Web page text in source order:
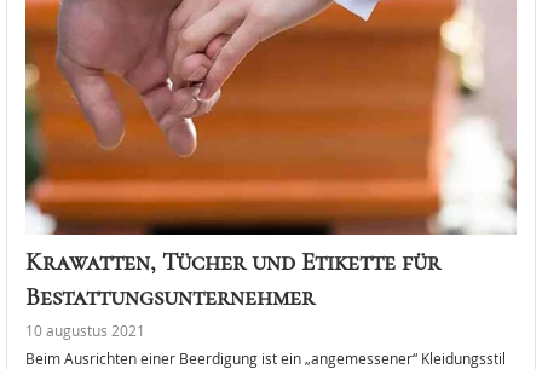
Krawatten, Tücher und Etikette für
Bestattungsunternehmer
10 augustus 2021
Beim Ausrichten einer Beerdigung ist ein „angemessener“ Kleidungsstil